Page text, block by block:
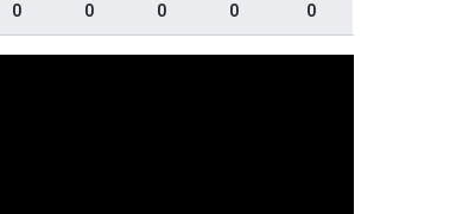
0 0 0 0 0